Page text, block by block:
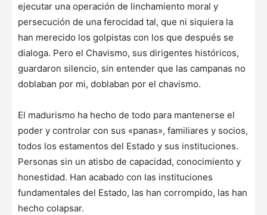
ejecutar una operación de linchamiento moral y
persecución de una ferocidad tal, que ni siquiera la
han merecido los golpistas con los que después se
dialoga. Pero el Chavismo, sus dirigentes históricos,
guardaron silencio, sin entender que las campanas no
doblaban por mi, doblaban por el chavismo.
El madurismo ha hecho de todo para mantenerse el
poder y controlar con sus «panas», familiares y socios,
todos los estamentos del Estado y sus instituciones.
Personas sin un atisbo de capacidad, conocimiento y
honestidad. Han acabado con las instituciones
fundamentales del Estado, las han corrompido, las han
hecho colapsar.